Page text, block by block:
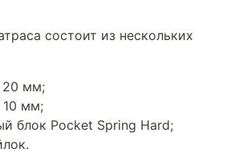
состоит из нескольких
20 мм;
10 мм;
блок Pocket Spring Hard;